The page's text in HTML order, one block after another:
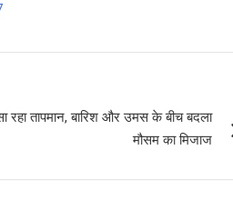
रहा तापमान, बारिश और उमस के बीच बदला
मौसम का मिजाज